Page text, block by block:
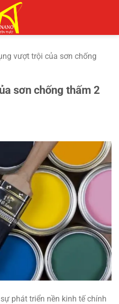
vượt trội của sơn chống
sơn chống thấm 2
phát triển nền kinh tế chính